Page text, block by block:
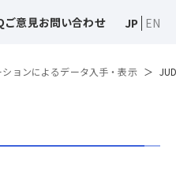
ご意見お問い合わせ JP EN
ョンによるデータ入手・表示